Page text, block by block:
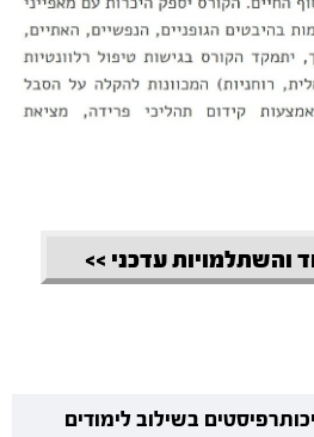
והשתלמויות עדכני >>
בשילוב לימודים